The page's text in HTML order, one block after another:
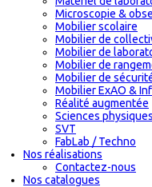
Microscopie &
Mobilier scolaire
Mobilier de
Mobilier de
Mobilier de
Mobilier de
Mobilier ExAO &
Réalité augmentée
Sciences
SVT
FabLab / Techno
Nos réalisations
Contactez-nous
Nos catalogues